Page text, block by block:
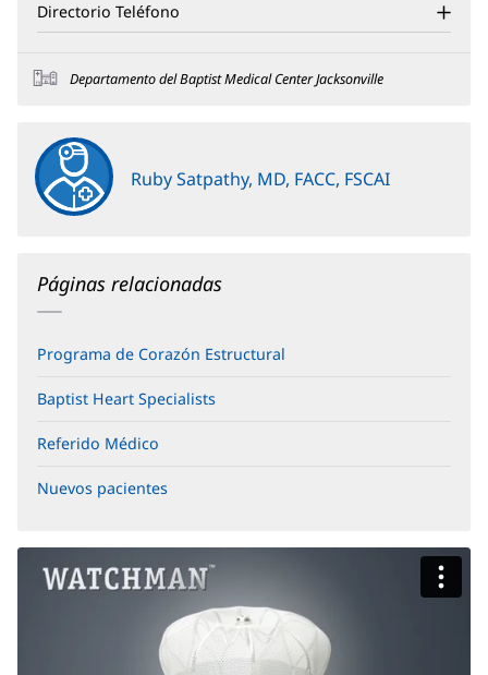
ventana
Directorio Teléfono
Departamento del Baptist Medical Center Jacksonville
Ruby Satpathy, MD, FACC, FSCAI
Páginas relacionadas
Programa de Corazón Estructural
Baptist Heart Specialists
Referido Médico
Nuevos pacientes